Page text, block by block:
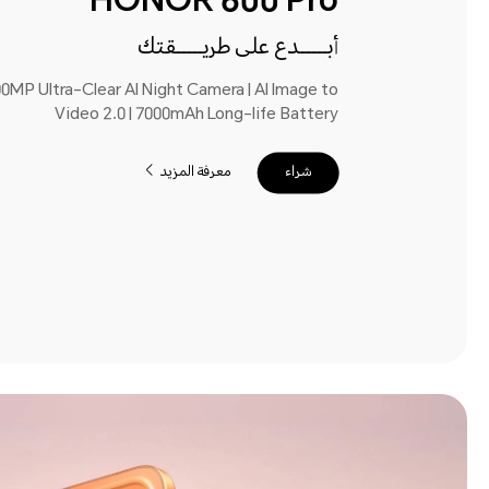
أبـــــدع على طريـــــقتك
Ultra-Clear AI Night Camera | AI Image to
Video 2.0 | 7000mAh Long-life Battery
شراء معرفة المزيد